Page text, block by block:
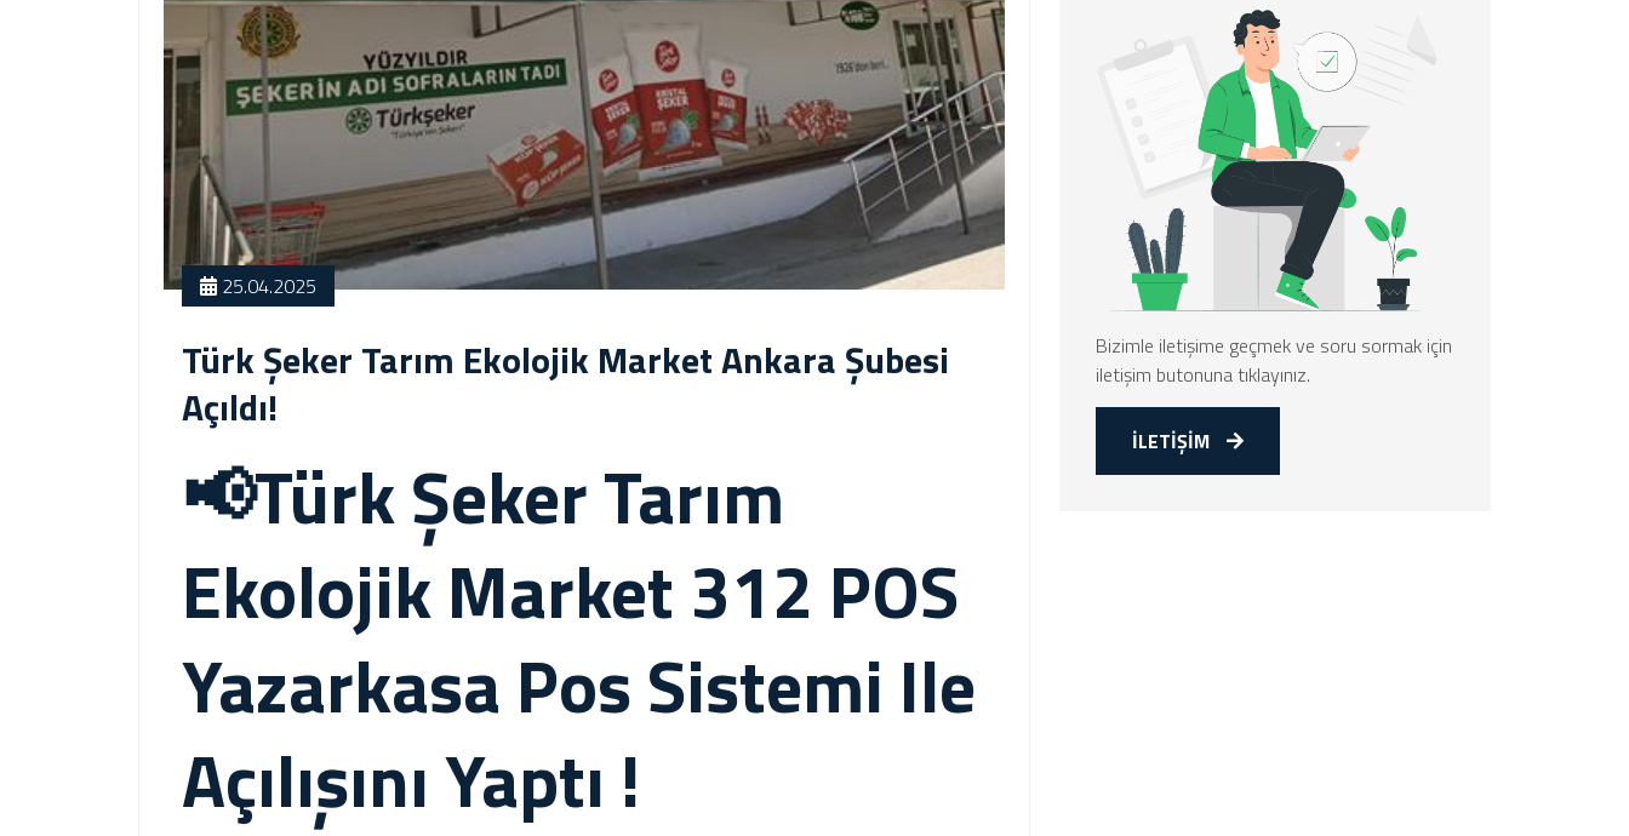
25.04.2025
Türk Şeker Tarım Ekolojik Market Ankara Şubesi
Açıldı!
📢Türk Şeker Tarım
Ekolojik Market 312 POS
Yazarkasa Pos Sistemi Ile
Açılışını Yaptı !
Bizimle iletişime geçmek ve soru sormak için
iletişim butonuna tıklayınız.
İLETİŞİM